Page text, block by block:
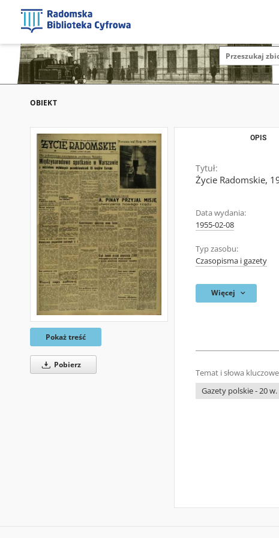
OBIEKT
Pokaż treść
Pobierz
OPIS
Tytuł:
Życie Radomskie,
Data wydania:
1955-02-08
Typ zasobu:
Czasopisma i gazety
Więcej
Temat i słowa
Gazety polskie - 20 w.